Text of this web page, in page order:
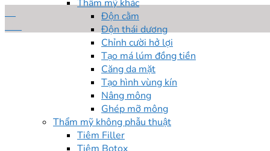
Thẩm mỹ khác
Độn cằm
Độn thái dương
Chỉnh cười hở lợi
Tạo má lúm đồng tiền
Căng da mặt
Tạo hình vùng kín
Nâng mông
Ghép mỡ mông
Thẩm mỹ không phẫu thuật
Tiêm Filler